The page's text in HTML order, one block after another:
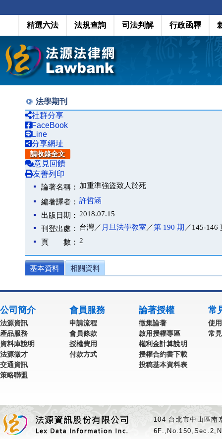
精選六法 法規查詢 司法判解 行政函釋
法學期刊
社群分享
FaceBook
Line
分享網址
請收錄全文
意見回饋
友善列印
論著名稱： 加重準強盜致人於死
編著譯者： 許哲涵
出版日期： 2018.07.15
刊登出處： 台灣／ 月旦法學教室 ／第 190 期 ／145-146
頁 數： 2
基本資料 相關資料
公司簡介
法源資訊
產品服務
資料庫說明
法源徵才
交通資訊
策略聯盟
會員服務
申請流程
會員條款
授權費用
付款方式
論著授權
徵集論著
啟用授權專區
權利金計算說明
授權合約書下載
投稿基本資料表
常
使
常
104 台北市中山區